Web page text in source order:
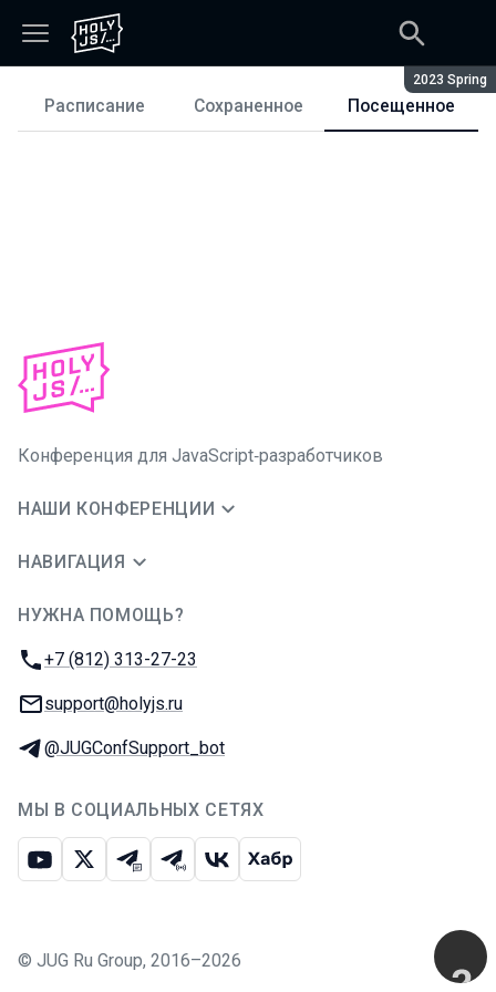
Сезон:
2023 Spring
Расписание
Расписание Сохраненное Посещенное
Конференция для JavaScript‑разработчиков
НАШИ КОНФЕРЕНЦИИ
НАВИГАЦИЯ
НУЖНА ПОМОЩЬ?
Телефон:
+7 (812) 313-27-23
E-mail:
support@holyjs.ru
Телеграм:
@JUGConfSupport_bot
МЫ В СОЦИАЛЬНЫХ СЕТЯХ
ЮтубИкс Телеграм-чат
Телеграм-канал
ВКонтакте
Хабр
© JUG Ru Group, 2016–2026